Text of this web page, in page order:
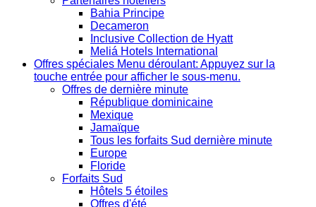
Bahia Principe
Decameron
Inclusive Collection de Hyatt
Meliá Hotels International
Offres spéciales Menu déroulant: Appuyez sur la
touche entrée pour afficher le sous-menu.
Offres de dernière minute
République dominicaine
Mexique
Jamaïque
Tous les forfaits Sud dernière minute
Europe
Floride
Forfaits Sud
Hôtels 5 étoiles
Offres d'été